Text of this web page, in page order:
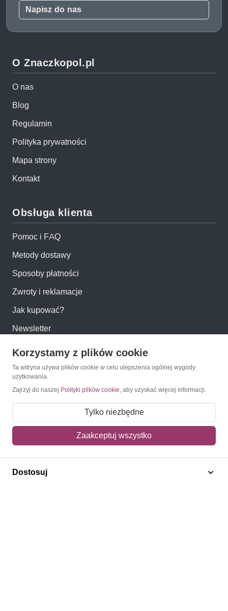
Napisz do nas
O Znaczkopol.pl
O nas
Blog
Regulamin
Polityka prywatności
Mapa strony
Kontakt
Obsługa klienta
Pomoc i FAQ
Metody dostawy
Sposoby płatności
Zwroty i reklamacje
Jak kupować?
Newsletter
Konto
Moje konto
Moje zamówienia
Mój koszyk
Adres dostawy
Polecamy
Korzystamy z plików cookie
Ta witryna używa plików cookie w celu ulepszenia ogólnej wygody
użytkowania.
Zajrzyj do naszej Polityki plików cookie, aby uzyskać więcej informacji.
Tylko niezbędne
Zaakceptuj wszystko
Dostosuj